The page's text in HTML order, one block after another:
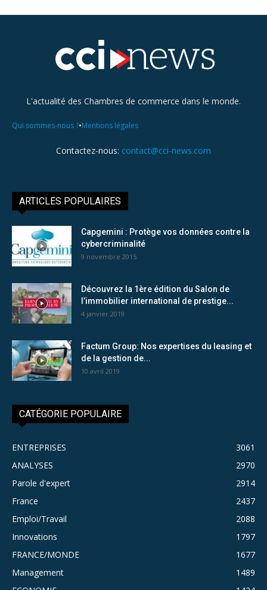
L'actualité des Chambres de commerce dans le monde.
Qui sommes-nous ?•Mentions légales
Contactez-nous: contact@cci-news.com
ARTICLES POPULAIRES
Capgemini : Protège vos données contre la
cybercriminalité
9 novembre 2015
Découvrez la 1ère édition du Salon de
l’immobilier international de prestige...
4 janvier 2019
Factum Group: Nos expertises du leasing et
de la gestion de...
10 avril 2019
CATÉGORIE POPULAIRE
ENTREPRISES
3061
ANALYSES
2970
Parole d'expert
2914
France
2437
Emploi/Travail
2088
Innovations
1797
FRANCE/MONDE
1677
Management
1489